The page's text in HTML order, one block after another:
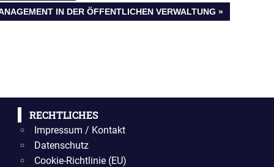
IN DER ÖFFENTLICHEN VERWALTUNG
RECHTLICHES
Impressum / Kontakt
Datenschutz
Cookie-Richtlinie (EU)